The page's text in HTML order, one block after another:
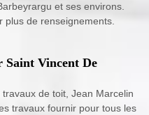
et ses environs.
plus de renseignements.
Saint Vincent De
de toit, Jean Marcelin
travaux fournir pour tous les